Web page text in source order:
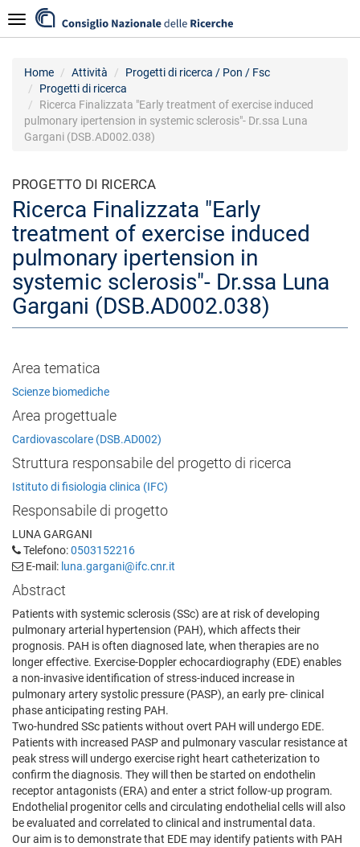
al
contenuto
Navigazione
Home Attività
Progetti di ricerca / Pon / Fsc
Progetti di ricerca
Ricerca Finalizzata "Early treatment of exercise induced
pulmonary ipertension in systemic sclerosis"- Dr.ssa Luna
Gargani (DSB.AD002.038)
PROGETTO DI RICERCA
Ricerca Finalizzata "Early
treatment of exercise induced
pulmonary ipertension in
systemic sclerosis"- Dr.ssa Luna
Gargani (DSB.AD002.038)
Area tematica
Scienze biomediche
Area progettuale
Cardiovascolare (DSB.AD002)
Struttura responsabile del progetto di ricerca
Istituto di fisiologia clinica (IFC)
Responsabile di progetto
LUNA GARGANI
Telefono:0503152216
E-mail: luna.gargani@ifc.cnr.it
Abstract
Patients with systemic sclerosis (SSc) are at risk of developing
pulmonary arterial hypertension (PAH), which affects their
prognosis. PAH is often diagnosed late, when therapies are no
longer effective. Exercise-Doppler echocardiography (EDE) enables
a non-invasive identification of stress-induced increase in
pulmonary artery systolic pressure (PASP), an early pre- clinical
phase anticipating resting PAH.
Two-hundred SSc patients without overt PAH will undergo EDE.
Patients with increased PASP and pulmonary vascular resistance at
peak stress will undergo exercise right heart catheterization to
confirm the diagnosis. They will then be started on endothelin
receptor antagonists (ERA) and enter a strict follow-up program.
Endothelial progenitor cells and circulating endothelial cells will also
be evaluated and correlated to clinical and instrumental data.
Our aim is to demonstrate that EDE may identify patients with PAH